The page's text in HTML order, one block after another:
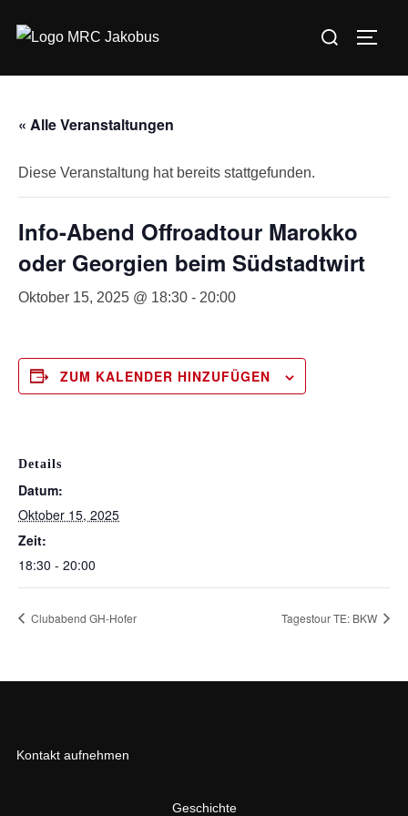
Inhalt
Suchen
« Alle Veranstaltungen
Diese Veranstaltung hat bereits stattgefunden.
Info-Abend Offroadtour Marokko
oder Georgien beim Südstadtwirt
Oktober 15, 2025 @ 18:30 - 20:00
ZUM KALENDER HINZUFÜGEN
Details
Datum:
Oktober 15, 2025
Zeit:
18:30 - 20:00
Clubabend GH-Hofer Tagestour TE: BKW
Kontakt aufnehmen
Geschichte